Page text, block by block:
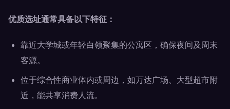
优质选址通常具备以下特征：
靠近大学城或年轻白领聚集的公寓区，确保夜间及周末
客源。
位于综合性商业体内或周边，如万达广场、大型超市附
近，能共享消费人流。